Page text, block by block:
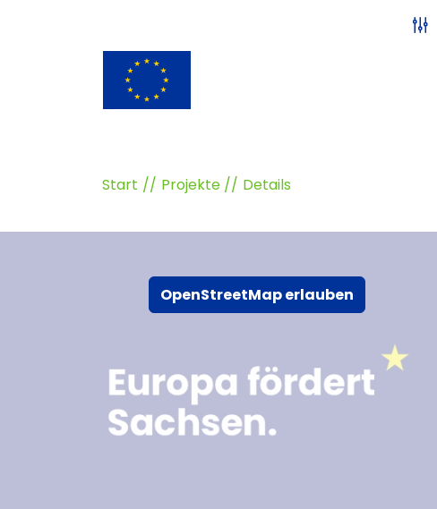
Start Projekte Details
OpenStreetMap erlauben